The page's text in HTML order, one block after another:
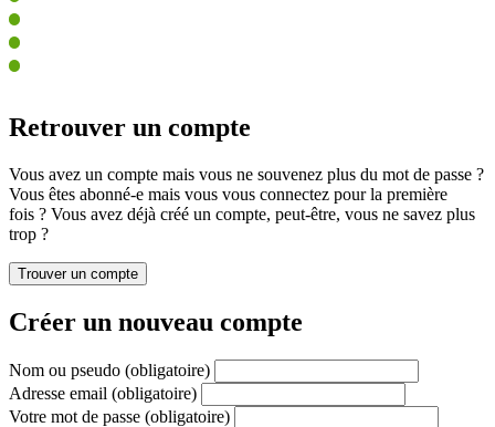
Retrouver un compte
Vous avez un compte mais vous ne souvenez plus du mot de passe ?
Vous êtes abonné-e mais vous vous connectez pour la première
fois ? Vous avez déjà créé un compte, peut-être, vous ne savez plus
trop ?
Créer un nouveau compte
Nom ou pseudo (obligatoire)
Adresse email (obligatoire)
Votre mot de passe (obligatoire)